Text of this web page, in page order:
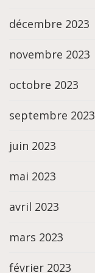
décembre 2023
novembre 2023
octobre 2023
septembre 2023
juin 2023
mai 2023
avril 2023
mars 2023
février 2023